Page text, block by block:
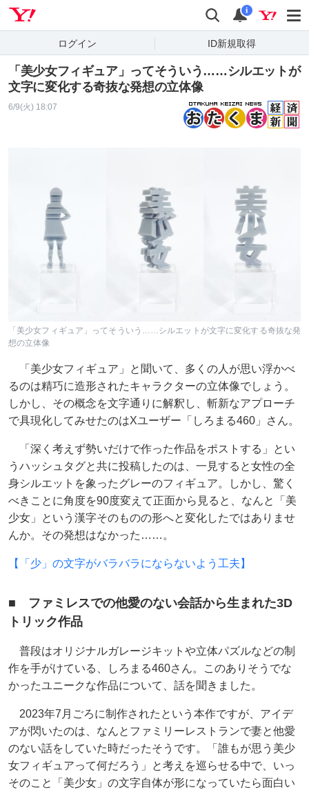
検索 通知
i
ログイン ID新規取得
「美少女フィギュア」ってそういう……シルエットが
文字に変化する奇抜な発想の立体像
6/9(火) 18:07
「美少女フィギュア」ってそういう……シルエットが文字に変化する奇抜な発
想の立体像
「美少女フィギュア」と聞いて、多くの人が思い浮かべ
るのは精巧に造形されたキャラクターの立体像でしょう。
しかし、その概念を文字通りに解釈し、斬新なアプローチ
で具現化してみせたのはXユーザー「しろまる460」さん。
「深く考えず勢いだけで作った作品をポストする」とい
うハッシュタグと共に投稿したのは、一見すると女性の全
身シルエットを象ったグレーのフィギュア。しかし、驚く
べきことに角度を90度変えて正面から見ると、なんと「美
少女」という漢字そのものの形へと変化したではありませ
んか。その発想はなかった……。
【「少」の文字がバラバラにならないよう工夫】
■ ファミレスでの他愛のない会話から生まれた3D
トリック作品
普段はオリジナルガレージキットや立体パズルなどの制
作を手がけている、しろまる460さん。このありそうでな
かったユニークな作品について、話を聞きました。
2023年7月ごろに制作されたという本作ですが、アイデ
アが閃いたのは、なんとファミリーレストランで妻と他愛
のない話をしていた時だったそうです。「誰もが思う美少
女フィギュアって何だろう」と考えを巡らせる中で、いっ
そのこと「美少女」の文字自体が形になっていたら面白い